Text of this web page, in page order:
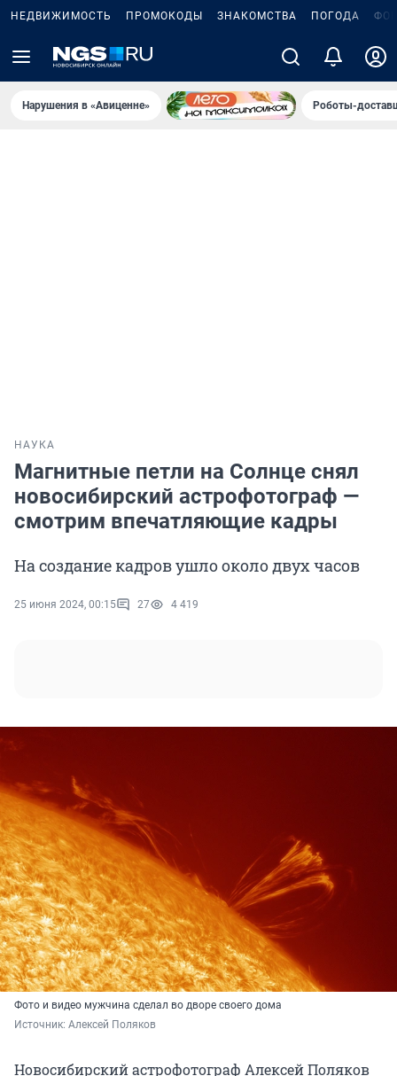
НЕДВИЖИМОСТЬ ПРОМОКОДЫ ЗНАКОМСТВА ПОГОДА
Нарушения в «Авиценне» Роботы-
НАУКА
Магнитные петли на Солнце снял
новосибирский астрофотограф —
смотрим впечатляющие кадры
На создание кадров ушло около двух часов
25 июня 2024, 00:15 27 4 419
Фото и видео мужчина сделал во дворе своего дома
Источник: Алексей Поляков
Новосибирский астрофотограф Алексей Поляков